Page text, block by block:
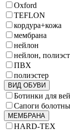
Oxford
TEFLON
кордура+кожа
мембрана
нейлон
нейлон,
ПВХ
полиэстер
ВИД ОБУВИ
Ботинки для
Сапоги
МЕМБРАНА
HARD-TEX